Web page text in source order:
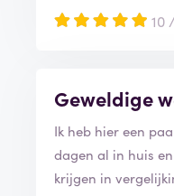
10
Geweldige
Ik heb hier een
dagen al in huis
krijgen in